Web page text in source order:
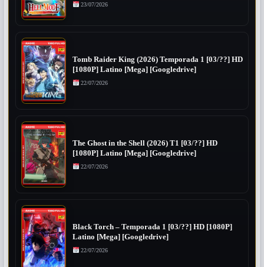
23/07/2026
Tomb Raider King (2026) Temporada 1 [03/??] HD
[1080P] Latino [Mega] [Googledrive]
22/07/2026
The Ghost in the Shell (2026) T1 [03/??] HD
[1080P] Latino [Mega] [Googledrive]
22/07/2026
Black Torch – Temporada 1 [03/??] HD [1080P]
Latino [Mega] [Googledrive]
22/07/2026